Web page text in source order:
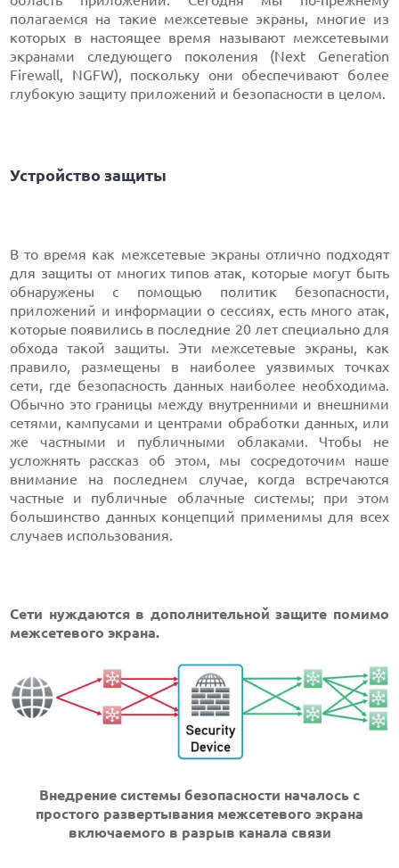
полагаемся на такие межсетевые экраны, многие из
которых в настоящее время называют межсетевыми
экранами следующего поколения (Next Generation
Firewall, NGFW), поскольку они обеспечивают более
глубокую защиту приложений и безопасности в целом.
Устройство защиты
В то время как межсетевые экраны отлично подходят
для защиты от многих типов атак, которые могут быть
обнаружены с помощью политик безопасности,
приложений и информации о сессиях, есть много атак,
которые появились в последние 20 лет специально для
обхода такой защиты. Эти межсетевые экраны, как
правило, размещены в наиболее уязвимых точках
сети, где безопасность данных наиболее необходима.
Обычно это границы между внутренними и внешними
сетями, кампусами и центрами обработки данных, или
же частными и публичными облаками. Чтобы не
усложнять рассказ об этом, мы сосредоточим наше
внимание на последнем случае, когда встречаются
частные и публичные облачные системы; при этом
большинство данных концепций применимы для всех
случаев использования.
Сети нуждаются в дополнительной защите помимо
межсетевого экрана.
Внедрение системы безопасности началось с
простого развертывания межсетевого экрана
включаемого в разрыв канала связи